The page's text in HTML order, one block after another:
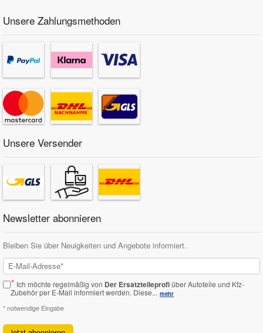
Unsere Zahlungsmethoden
Unsere Versender
Newsletter abonnieren
Bleiben Sie über Neuigkeiten und Angebote informiert.
* Ich möchte regelmäßig von Der Ersatzteileprofiüber Autoteile und Kfz-
Zubehör per E-Mail informiert werden. Diese... mehr
* notwendige Eingabe